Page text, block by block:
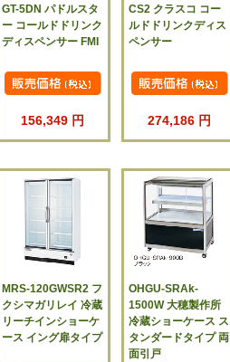
GT-5DN パドルスタ
ー コールドドリンク
ディスペンサー FMI
156,349 円
CS2 クラスコ コー
ルドドリンクディス
ペンサー
274,186 円
MRS-120GWSR2 フ
クシマガリレイ 冷蔵
リーチインショーケ
ース イング扉タイプ
OHGU-SRAk-
1500W 大穂製作所
冷蔵ショーケース ス
タンダードタイプ 両
面引戸